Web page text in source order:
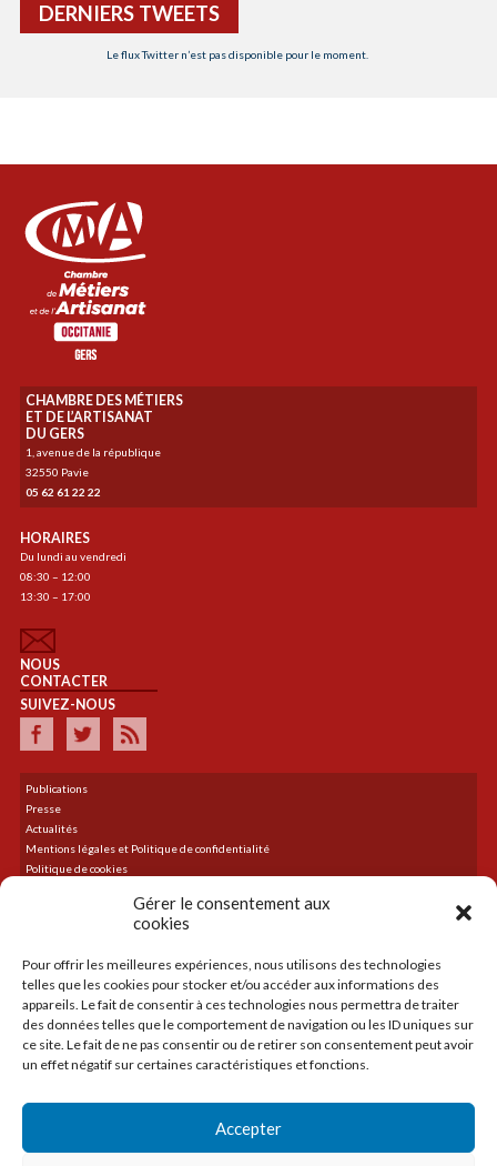
Gérer le consentement aux
cookies
Pour offrir les meilleures expériences, nous utilisons des technologies
telles que les cookies pour stocker et/ou accéder aux informations des
appareils. Le fait de consentir à ces technologies nous permettra de traiter
des données telles que le comportement de navigation ou les ID uniques sur
ce site. Le fait de ne pas consentir ou de retirer son consentement peut avoir
un effet négatif sur certaines caractéristiques et fonctions.
Accepter
DERNIERS TWEETS
Le flux Twitter n’est pas disponible pour le moment.
CHAMBRE DES MÉTIERS
ET DE L’ARTISANAT
DU GERS
1, avenue de la république
32550 Pavie
05 62 61 22 22
HORAIRES
Du lundi au vendredi
08:30 – 12:00
13:30 – 17:00
NOUS
CONTACTER
SUIVEZ-NOUS
Publications
Presse
Actualités
Mentions légales et Politique de confidentialité
Politique de cookies
DERNIER TWEET
Le flux Twitter n’est pas disponible pour le moment.
CRÉER